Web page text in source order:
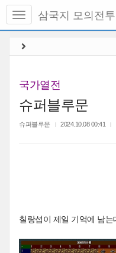
메
토
삼국지 모의전
국가열전
슈퍼블루문
슈퍼블루문 2024.10.08 00:41
칠랑섭이 제일 기억에 남는